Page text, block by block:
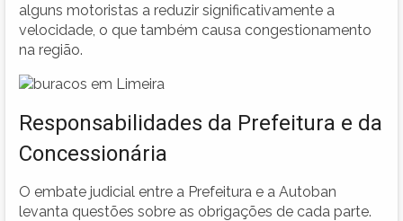
alguns motoristas a reduzir significativamente a
velocidade, o que também causa congestionamento
na região.
Responsabilidades da Prefeitura e da
Concessionária
O embate judicial entre a Prefeitura e a Autoban
levanta questões sobre as obrigações de cada parte.